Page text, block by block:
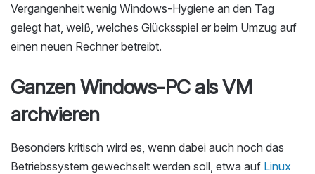
Vergangenheit wenig Windows-Hygiene an den Tag
gelegt hat, weiß, welches Glücksspiel er beim Umzug auf
einen neuen Rechner betreibt.
Ganzen Windows-PC als VM
archvieren
Besonders kritisch wird es, wenn dabei auch noch das
Betriebssystem gewechselt werden soll, etwa auf Linux